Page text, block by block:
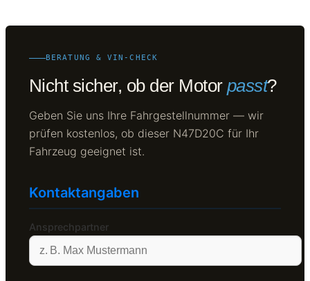
BERATUNG & VIN-CHECK
Nicht sicher, ob der Motor passt?
Geben Sie uns Ihre Fahrgestellnummer — wir
prüfen kostenlos, ob dieser N47D20C für Ihr
Fahrzeug geeignet ist.
Kontaktangaben
Ansprechpartner